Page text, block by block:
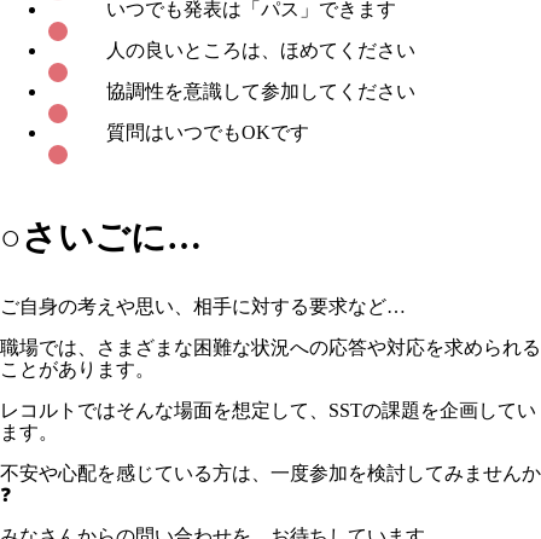
いつでも発表は「パス」できます
人の良いところは、ほめてください
協調性を意識して参加してください
質問はいつでもOKです
○さいごに…
ご自身の考えや思い、相手に対する要求など…
職場では、さまざまな困難な状況への応答や対応を求められる
ことがあります。
レコルトではそんな場面を想定して、SSTの課題を企画してい
ます。
不安や心配を感じている方は、一度参加を検討してみませんか
❓